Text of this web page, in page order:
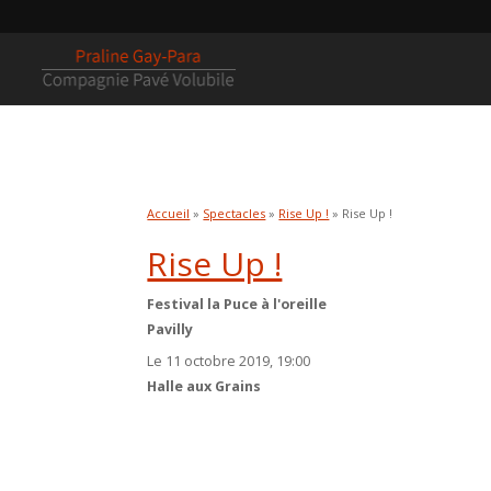
Accueil » Spectacles » Rise Up ! » Rise Up !
Rise Up !
Festival la Puce à l'oreille
Pavilly
Le 11 octobre 2019, 19:00
Halle aux Grains